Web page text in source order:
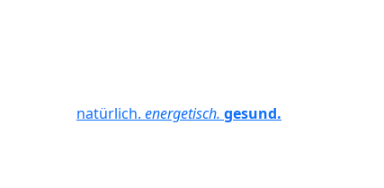
natürlich. energetisch. gesund.